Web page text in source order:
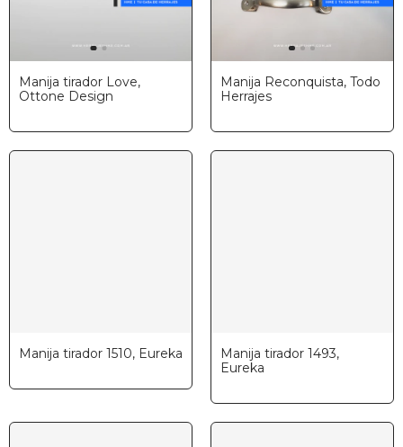
Manija tirador Love,
Ottone Design
Manija Reconquista, Todo
Herrajes
Manija tirador 1510, Eureka
Manija tirador 1493,
Eureka